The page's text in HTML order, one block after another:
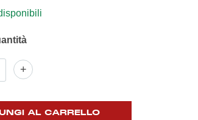
+
AL CARRELLO